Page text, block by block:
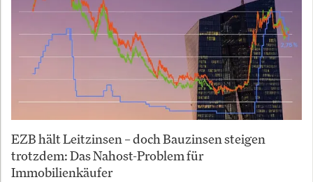
EZB hält Leitzinsen – doch Bauzinsen steigen
trotzdem: Das Nahost-Problem für
Immobilienkäufer